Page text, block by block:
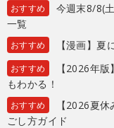
おすすめ
今週末8/8(
一覧
おすすめ 【漫画】
おすすめ
【2026年
もわかる！
おすすめ
【2026夏
ごし方ガイド